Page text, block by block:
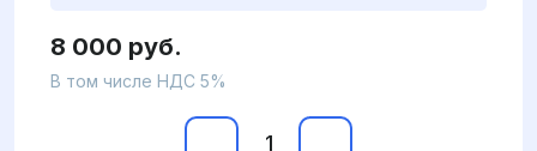
8 000 руб.
В том числе НДС 5%